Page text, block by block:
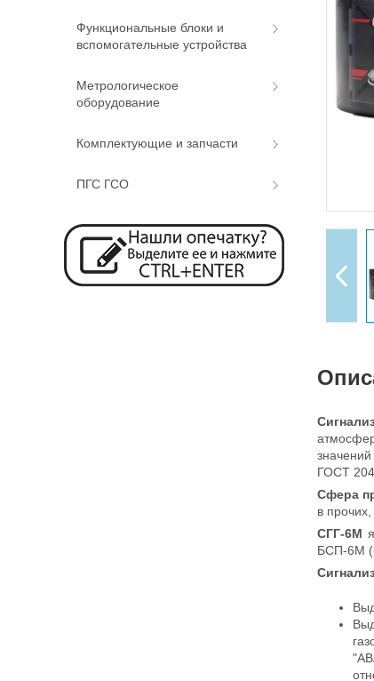
ГОСТ
Сфера
в
СГГ-6М
БСП-6М
Функциональные блоки и
вспомогательные устройства
Метрологическое
оборудование
Комплектующие и запчасти
ПГС ГСО